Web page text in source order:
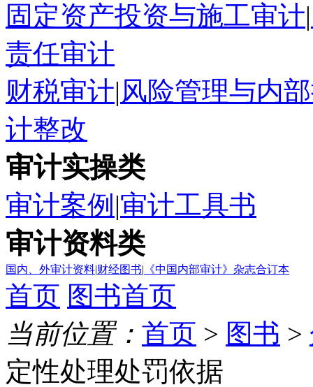
固定资产投资与施工审计|
责任审计
财税审计|风险管理与内
计整改
审计实操类
审计案例 |审计工具书
审计资料类
国内、外审计资料|财经图书| 《中国内部审计》杂志合订本
首页 图书首页
当前位置： 首页 > 图书 >
定性处理处罚依据